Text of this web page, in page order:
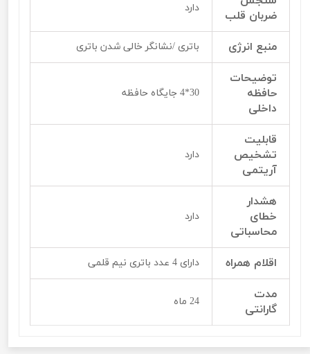
ضربان قلب
دارد
منبع انرژی باتری /نشانگر خالی شدن باتری
توضیحات
حافظه
داخلی
30*4 جایگاه حافظه
قابلیت
تشخیص
آریتمی
دارد
هشدار
خطای
محاسباتی
دارد
اقلام همراه دارای 4 عدد باتری نیم قلمی
مدت
گارانتی
24 ماه